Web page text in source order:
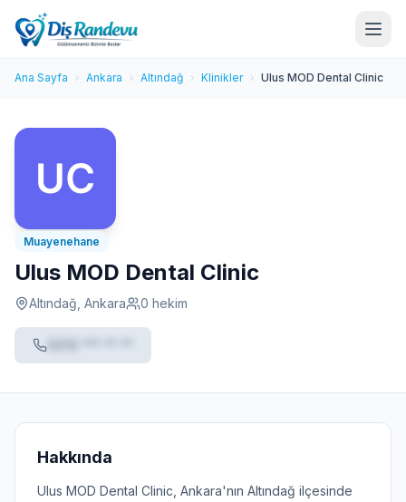
Ana Sayfa Ankara Altındağ Klinikler Ulus MOD Dental Clinic
Muayenehane
Ulus MOD Dental Clinic
Altındağ, Ankara 0 hekim
Hakkında
Ulus MOD Dental Clinic, Ankara'nın Altındağ ilçesinde